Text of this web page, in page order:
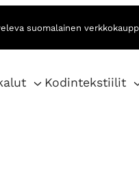
suomalainen
Kodintekstiilit